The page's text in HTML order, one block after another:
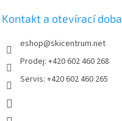
Kontakt a otevírací doba
eshop@skicentrum.net
Prodej: +420 602 460 268
Servis: +420 602 460 265